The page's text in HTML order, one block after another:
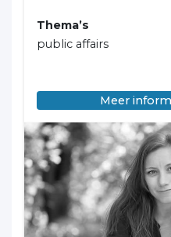
Thema’s
public affairs
Meer